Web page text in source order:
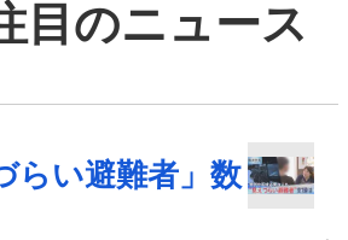
目のニュース
らい避難者」数